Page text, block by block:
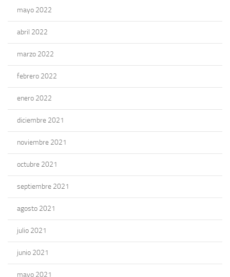
mayo 2022
abril 2022
marzo 2022
febrero 2022
enero 2022
diciembre 2021
noviembre 2021
octubre 2021
septiembre 2021
agosto 2021
julio 2021
junio 2021
mayo 2021